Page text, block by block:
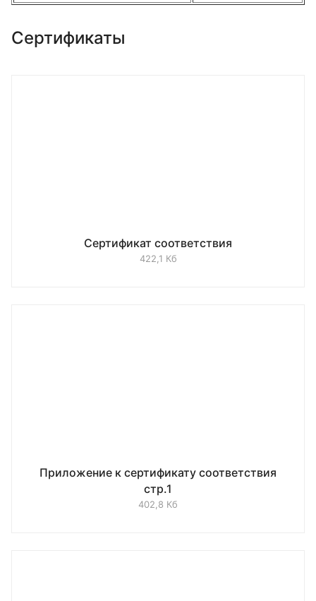
Сертификаты
Сертификат соответствия
422,1 Кб
Приложение к сертификату соответствия
стр.1
402,8 Кб